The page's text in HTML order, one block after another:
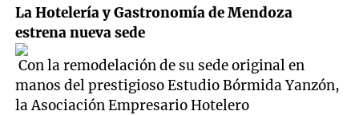
La Hotelería y Gastronomía de Mendoza
estrena nueva sede
Con la remodelación de su sede original en
manos del prestigioso Estudio Bórmida Yanzón,
la Asociación Empresario Hotelero